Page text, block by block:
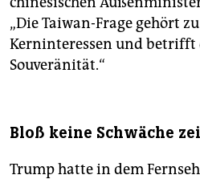
„Die Taiwan-Frage gehört
Kerninteressen und betrifft
Souveränität.“
Bloß keine Schwäche
Trump hatte in dem